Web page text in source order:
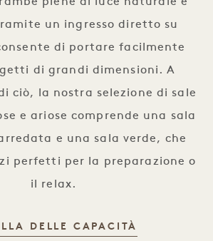
un ingresso diretto su
di portare facilmente
di grandi dimensioni. A
ciò, la nostra selezione di sale
e ariose comprende una sala
e una sala verde, che
perfetti per la preparazione o
il relax.
DELLE CAPACITÀ